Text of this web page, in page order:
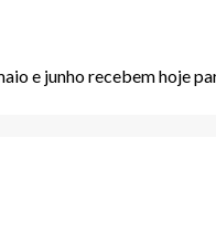
e junho recebem hoje